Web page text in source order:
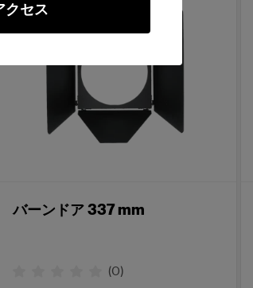
クセス
バーンドア 337 mm
(0)